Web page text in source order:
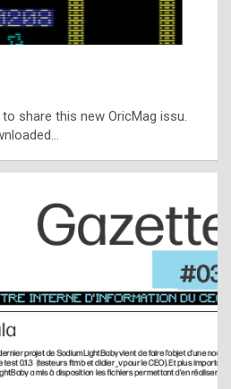
ff
i
l
t
t
s
t
a
s
to share this new OricMag issu.